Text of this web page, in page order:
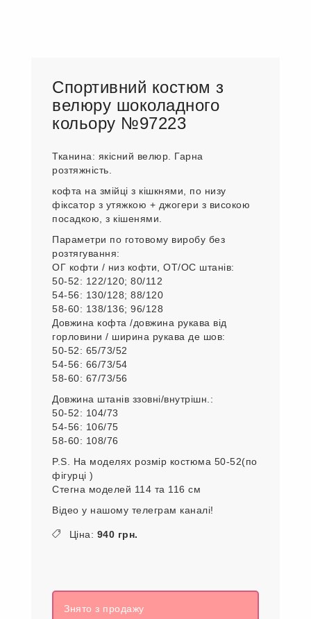
Спортивний костюм з
велюру шоколадного
кольору №97223
Тканина: якісний велюр. Гарна
розтяжність.
кофта на змійці з кішкнями, по низу
фіксатор з утяжкою + джогери з високою
посадкою, з кішенями.
Параметри по готовому виробу без
розтягування:
ОГ кофти / низ кофти, ОТ/ОС штанів:
50-52: 122/120; 80/112
54-56: 130/128; 88/120
58-60: 138/136; 96/128
Довжина кофта /довжина рукава від
горловини / ширина рукава де шов:
50-52: 65/73/52
54-56: 66/73/54
58-60: 67/73/56
Довжина штанів ззовні/внутрішн.:
50-52: 104/73
54-56: 106/75
58-60: 108/76
P.S. На моделях розмір костюма 50-52(по
фігурці )
Стегна моделей 114 та 116 см
Відео у нашому телеграм каналі!
Ціна: 940 грн.
Знято з продажу